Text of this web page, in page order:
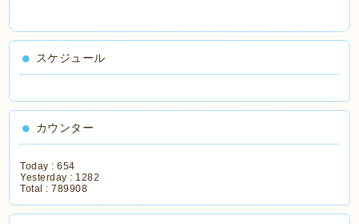
スケジュール
カウンター
Today :654
Yesterday : 1282
Total :789908